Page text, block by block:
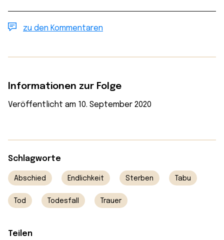
zu den Kommentaren
Informationen zur Folge
Veröffentlicht am 10. September 2020
Schlagworte
Abschied Endlichkeit Sterben Tabu
Tod Todesfall Trauer
Teilen